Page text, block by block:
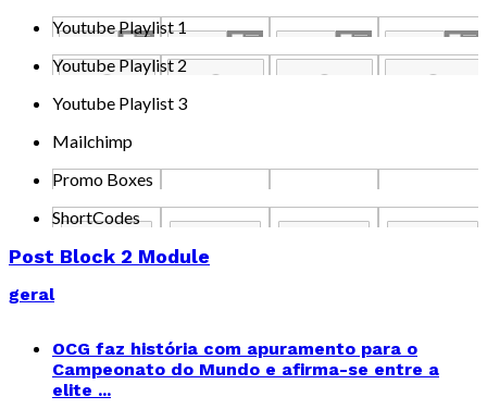
Youtube Playlist 1
Youtube Playlist 2
Youtube Playlist 3
Mailchimp
Promo Boxes
ShortCodes
Post Block 2 Module
geral
OCG faz história com apuramento para o
Campeonato do Mundo e afirma-se entre a
elite ...